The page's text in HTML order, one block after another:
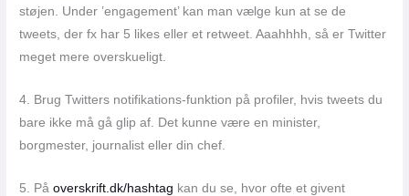
støjen. Under ’engagement’ kan man vælge kun at se de
tweets, der fx har 5 likes eller et retweet. Aaahhhh, så er Twitter
meget mere overskueligt.
4. Brug Twitters notifikations-funktion på profiler, hvis tweets du
bare ikke må gå glip af. Det kunne være en minister,
borgmester, journalist eller din chef.
5. Påoverskrift.dk/hashtag kan du se, hvor ofte et givent